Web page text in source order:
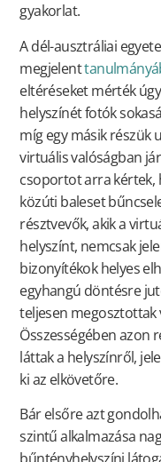
gyakorlat.
A dél-ausztráliai
megjelent
eltéréseket mérték
helyszínét fotók
míg egy másik részük
virtuális valóságban
csoportot arra kértek,
közúti baleset
résztvevők, akik a
helyszínt, nemcsak
bizonyítékok helyes
egyhangú döntésre
teljesen
Összességében azon
láttak a helyszínről,
ki az elkövetőre.
Bár elsőre azt
szintű alkalmazása